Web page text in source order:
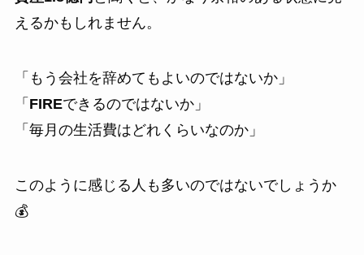
えるかもしれません。
「もう会社を辞めてもよいのではないか」
「 FIREできるのではないか」
「毎月の生活費はどれくらいなのか」
このように感じる人も多いのではないでしょうか
💰